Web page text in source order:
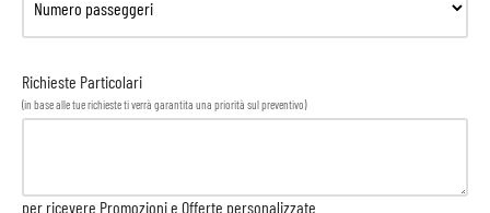
Richieste Particolari
(in base alle tue richieste ti verrà garantita una priorità sul preventivo)
per ricevere Promozioni e Offerte personalizzate